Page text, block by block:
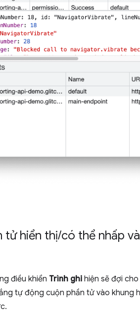
tử hiển thị/có thể nhấp
điều khiển Trình ghi hiện sẽ đợi
tự động cuộn phần tử vào khung